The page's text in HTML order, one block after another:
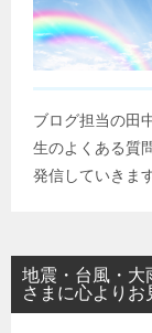
ブログ担当の田
生のよくある質
発信していきます
地震・台風・大
さまに心よりお